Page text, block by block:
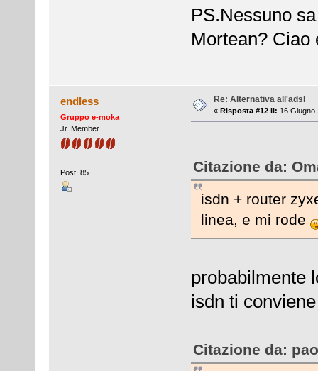
PS.Nessuno
Mortean? Ciao
endless
Gruppo e-moka
Jr. Member
Post: 85
Re: Alternativa all'adsl
« Risposta #12 il: 16 Giugno
Citazione da:
isdn + router
linea, e mi rode
probabilmente
isdn ti
Citazione da: